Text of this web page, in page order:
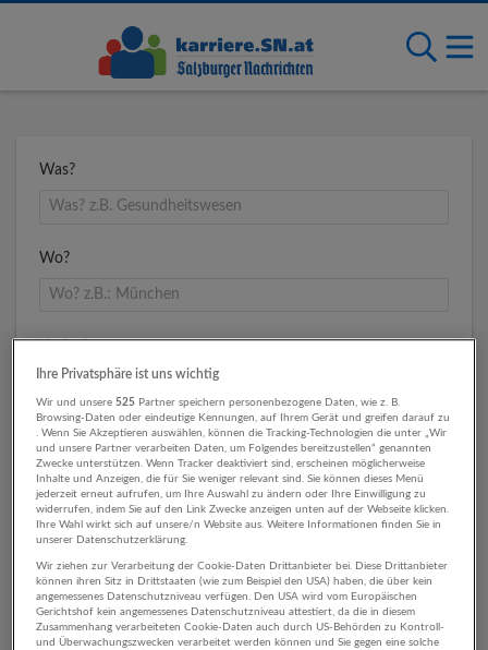
Was?
Wo?
Umkreis
3 Rechtswesen
Energieversorgung
Unternehmen
Ihre Privatsphäre ist uns wichtig
Wir und unsere525 Partner speichern personenbezogene Daten, wie z. B.
Browsing-Daten oder eindeutige Kennungen, auf Ihrem Gerät und greifen darauf zu
. Wenn Sie Akzeptieren auswählen, können die Tracking-Technologien die unter „Wir
und unsere Partner verarbeiten Daten, um Folgendes bereitzustellen“ genannten
Zwecke unterstützen. Wenn Tracker deaktiviert sind, erscheinen möglicherweise
Inhalte und Anzeigen, die für Sie weniger relevant sind. Sie können dieses Menü
jederzeit erneut aufrufen, um Ihre Auswahl zu ändern oder Ihre Einwilligung zu
widerrufen, indem Sie auf den Link Zwecke anzeigen unten auf der Webseite klicken.
Ihre Wahl wirkt sich auf unsere/n Website aus. Weitere Informationen finden Sie in
unserer Datenschutzerklärung.
Wir ziehen zur Verarbeitung der Cookie-Daten Drittanbieter bei. Diese Drittanbieter
können ihren Sitz in Drittstaaten (wie zum Beispiel den USA) haben, die über kein
angemessenes Datenschutzniveau verfügen. Den USA wird vom Europäischen
Gerichtshof kein angemessenes Datenschutzniveau attestiert, da die in diesem
Zusammenhang verarbeiteten Cookie-Daten auch durch US-Behörden zu Kontroll-
und Überwachungszwecken verarbeitet werden können und Sie gegen eine solche